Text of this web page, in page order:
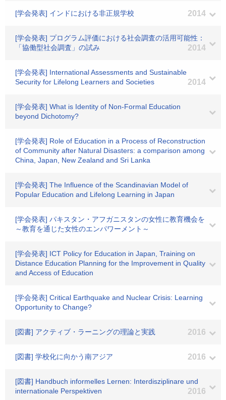
[学会発表] インドにおける非正規学校 2014
[学会発表] プログラム評価における社会調査の活用可能性：
「協働型社会調査」の試み
2014
[学会発表] International Assessments and Sustainable
Security for Lifelong Learners and Societies
2014
[学会発表] What is Identity of Non-Formal Education
beyond Dichotomy?
[学会発表] Role of Education in a Process of Reconstruction
of Community after Natural Disasters: a comparison among
China, Japan, New Zealand and Sri Lanka
[学会発表] The Influence of the Scandinavian Model of
Popular Education and Lifelong Learning in Japan
[学会発表] パキスタン・アフガニスタンの女性に教育機会を
～教育を通じた女性のエンパワーメント～
[学会発表] ICT Policy for Education in Japan, Training on
Distance Education Planning for the Improvement in Quality
and Access of Education
[学会発表] Critical Earthquake and Nuclear Crisis: Learning
Opportunity to Change?
[図書] アクティブ・ラーニングの理論と実践 2016
[図書] 学校化に向かう南アジア 2016
[図書] Handbuch informelles Lernen: Interdisziplinare und
internationale Perspektiven
2016